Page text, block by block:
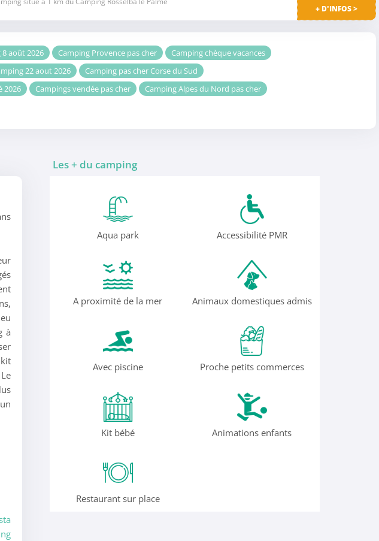
+ D'INFOS >
8 août 2026 Camping Provence pas cher
Camping chèque vacances
22 aout 2026
Camping pas cher Corse du Sud
2026
Campings vendée pas cher
Camping Alpes du Nord pas cher
à
Les + du camping
Aqua park Accessibilité PMR
A proximité de la mer Animaux domestiques admis
Avec piscine Proche petits commerces
Kit bébé Animations enfants
Restaurant sur place